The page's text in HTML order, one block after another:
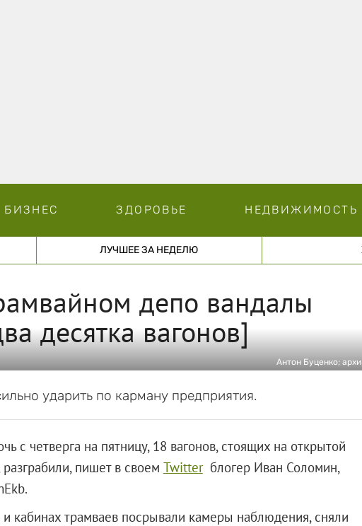
БИЗНЕС ЗДОРОВЬЕ НЕДВИЖИМОСТЬ
ЛУЧШЕЕ ЗА НЕДЕЛЮ
депо вандалы
десятка вагонов]
Антон Буценко;
ударить по карману предприятия.
с четверга на пятницу, 18 вагонов, стоящих на открытой
пишет в своем Twitterблогер Иван Соломин,
кабинах трамваев посрывали камеры наблюдения, сняли